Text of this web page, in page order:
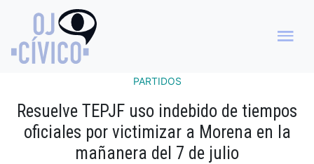
PARTIDOS
Resuelve TEPJF uso indebido de tiempos
oficiales por victimizar a Morena en la
mañanera del 7 de julio